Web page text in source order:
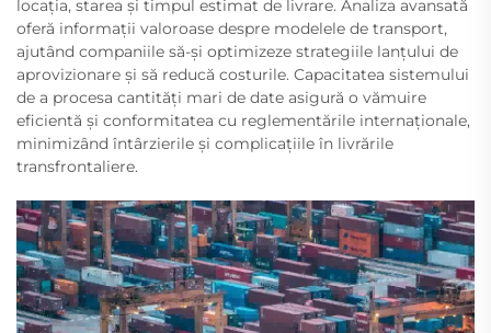
locația, starea și timpul estimat de livrare. Analiza avansată
oferă informații valoroase despre modelele de transport,
ajutând companiile să-și optimizeze strategiile lanțului de
aprovizionare și să reducă costurile. Capacitatea sistemului
de a procesa cantități mari de date asigură o vămuire
eficientă și conformitatea cu reglementările internaționale,
minimizând întârzierile și complicațiile în livrările
transfrontaliere.